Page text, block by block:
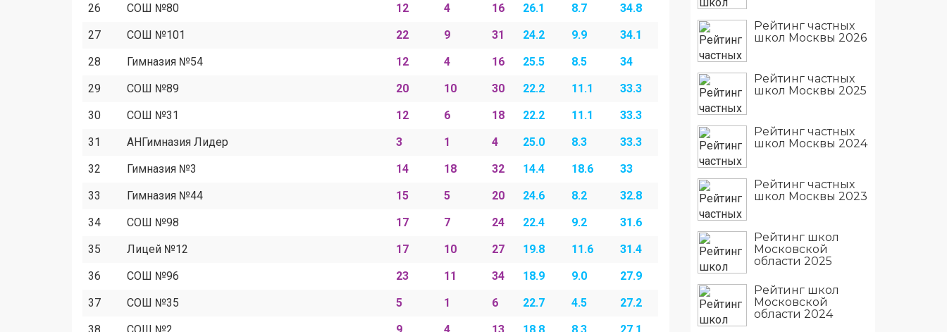
26
СОШ №80 12 4 16 26.1 8.7
34.8
27
СОШ №101 22 9 31 24.2 9.9
34.1
28
Гимназия №54 12 4 16 25.5 8.5
34
29
СОШ №89 20 10 30 22.2 11.1
33.3
30
СОШ №31 12 6 18 22.2 11.1
33.3
31
АНГимназия Лидер 3 1 4 25.0 8.3
33.3
32
Гимназия №3 14 18 32 14.4 18.6
33
33
Гимназия №44 15 5 20 24.6 8.2
32.8
34
СОШ №98 17 7 24 22.4 9.2
31.6
35
Лицей №12 17 10 27 19.8 11.6
31.4
36
СОШ №96 23 11 34 18.9 9.0
27.9
37
СОШ №35 5 1 6 22.7 4.5
27.2
Рейтинг частных
школ Москвы 2026
Рейтинг частных
школ Москвы 2025
Рейтинг частных
школ Москвы 2024
Рейтинг частных
школ Москвы 2023
Рейтинг школ
Московской
области 2025
Рейтинг школ
Московской
области 2024